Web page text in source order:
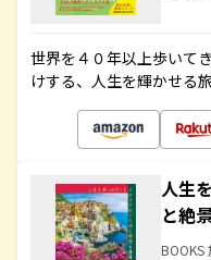
世界を４０年以上歩いて
けする、人生を輝かせる
人生
と絶
BOOKS